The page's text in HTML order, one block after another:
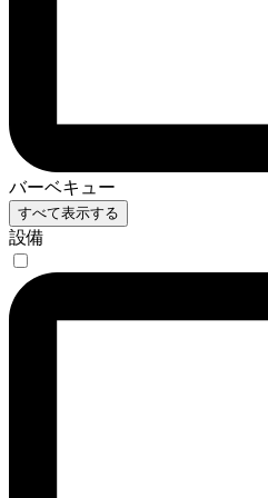
バーベキュー
すべて表示する
設備